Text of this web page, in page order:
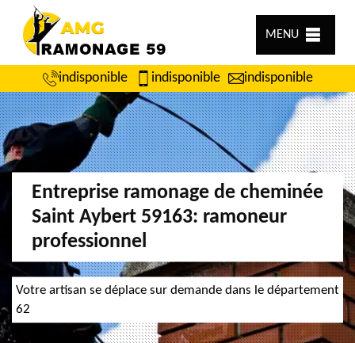
MENU
indisponible indisponible indisponible
Entreprise ramonage de cheminée
Saint Aybert 59163: ramoneur
professionnel
Votre artisan se déplace sur demande dans le département
62